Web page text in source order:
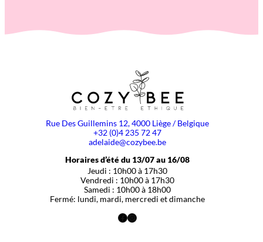
Rue Des Guillemins 12, 4000 Liège / Belgique
+32 (0)4 235 72 47
adelaide@cozybee.be
Horaires d’été du 13/07 au 16/08
Jeudi : 10h00 à 17h30
Vendredi : 10h00 à 17h30
Samedi : 10h00 à 18h00
Fermé: lundi, mardi, mercredi et dimanche
Facebook
Instagram